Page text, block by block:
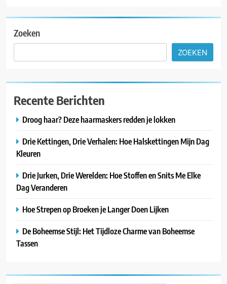
Zoeken
ZOEKEN
Recente Berichten
Droog haar? Deze haarmaskers redden je lokken
Drie Kettingen, Drie Verhalen: Hoe Halskettingen Mijn Dag
Kleuren
Drie Jurken, Drie Werelden: Hoe Stoffen en Snits Me Elke
Dag Veranderen
Hoe Strepen op Broeken je Langer Doen Lijken
De Boheemse Stijl: Het Tijdloze Charme van Boheemse
Tassen